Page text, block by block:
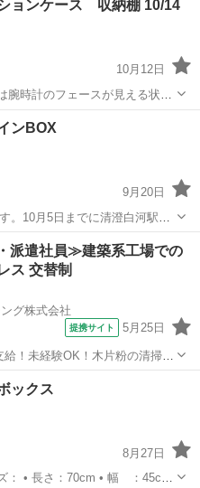
、散らかった小物なども収納で
ョンケース 収納棚 10/14
10月12日
腕時計のフェースが見える状態
平置きできるスペース。棚板が
ンドのコマなどが入れられる
収納家具
ンBOX
9月20日
。10月5日までに清澄白河駅周
来ていただける方よろしくお願
納家具 空箱
派遣社員≫建築系工場での
ス 交替制
グ株式会社
提携サイト 5月25日
！未経験OK！木片粉の清掃・
いて ベルト
機械メンテナンス（オイル挿
他
ックス
8月27日